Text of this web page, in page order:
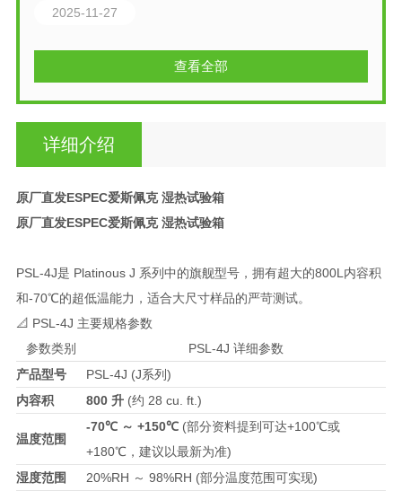
2025-11-27
查看全部
详细介绍
原厂直发ESPEC爱斯佩克 湿热试验箱
原厂直发ESPEC爱斯佩克 湿热试验箱
PSL-4J是 Platinous J 系列中的旗舰型号，拥有超大的800L内容积
和-70℃的超低温能力，适合大尺寸样品的严苛测试。
📐 PSL-4J 主要规格参数
参数类别
PSL-4J 详细参数
产品型号
PSL-4J (J系列)
内容积
800 升(约 28 cu. ft.)
温度范围
-70℃ ～ +150℃(部分资料提到可达+100℃或
+180℃，建议以最新为准)
湿度范围
20%RH ～ 98%RH (部分温度范围可实现)